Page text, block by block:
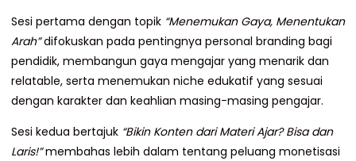
Sesi pertama dengan topik “Menemukan Gaya, Menentukan
Arah”difokuskan pada pentingnya personal branding bagi
pendidik, membangun gaya mengajar yang menarik dan
relatable, serta menemukan niche edukatif yang sesuai
dengan karakter dan keahlian masing-masing pengajar.
Sesi kedua bertajuk “Bikin Konten dari Materi Ajar? Bisa dan
Laris!”membahas lebih dalam tentang peluang monetisasi